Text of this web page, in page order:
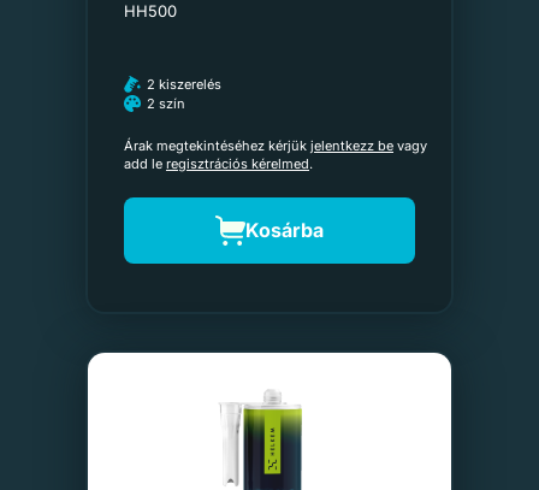
HH500
2 kiszerelés
2 szín
Árak megtekintéséhez kérjük jelentkezz be vagy
add le regisztrációs kérelmed.
Kosárba